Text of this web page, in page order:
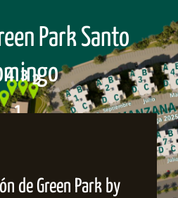
Park Santo
de Green Park by